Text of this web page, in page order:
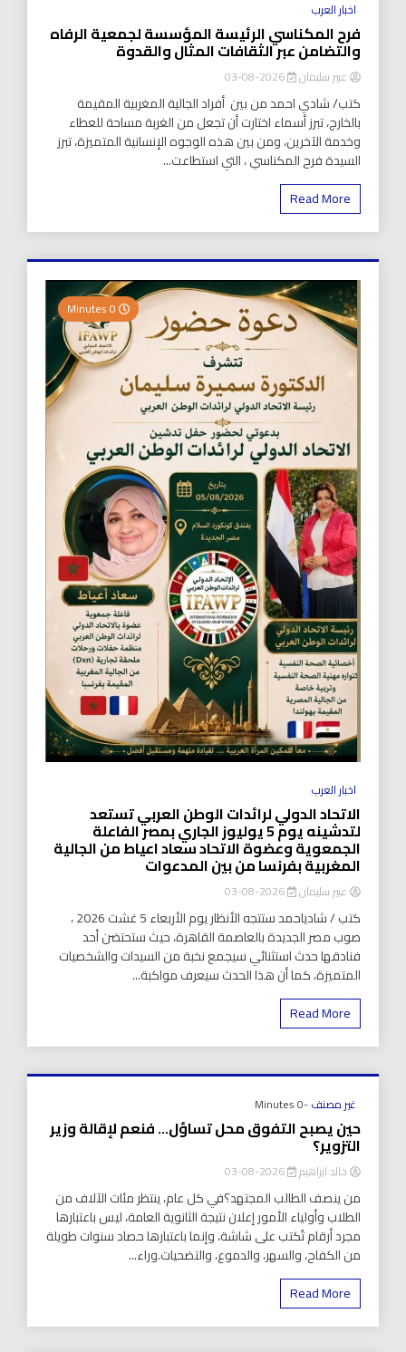
اخبار العرب
فرح المكناسي الرئيسة المؤسسة لجمعية الرفاه
والتضامن عبر الثقافات المثال والقدوة
عبير سليمان 2026-08-03
كتب/ شادي احمد من بين أفراد الجالية المغربية المقيمة
بالخارج، تبرز أسماء اختارت أن تجعل من الغربة مساحة للعطاء
وخدمة الآخرين، ومن بين هذه الوجوه الإنسانية المتميزة، تبرز
السيدة فرح المكناسي ، التي استطاعت...
Read More
اخبار العرب
الاتحاد الدولي لرائدات الوطن العربي تستعد
لتدشينه يوم 5 يوليوز الجاري بمصر الفاعلة
الجمعوية وعضوة الاتحاد سعاد اعياط من الجالية
المغربية بفرنسا من بين المدعوات
عبير سليمان 2026-08-03
كتب / شادياحمد ستتجه الأنظار يوم الأربعاء 5 غشت 2026 ،
صوب مصر الجديدة بالعاصمة القاهرة، حيث ستحتضن أحد
فنادقها حدث استثنائي سيجمع نخبة من السيدات والشخصيات
المتميزة، كما أن هذا الحدث سيعرف مواكبة...
Read More
غير مصنف-0 Minutes
حين يصبح التفوق محل تساؤل… فنعم لإقالة وزير
التزوير؟
خالد ابراهيم 2026-08-03
من ينصف الطالب المجتهد؟في كل عام، ينتظر مئات الآلاف من
الطلاب وأولياء الأمور إعلان نتيجة الثانوية العامة، ليس باعتبارها
مجرد أرقام تُكتب على شاشة، وإنما باعتبارها حصاد سنوات طويلة
من الكفاح، والسهر، والدموع، والتضحيات.وراء...
Read More